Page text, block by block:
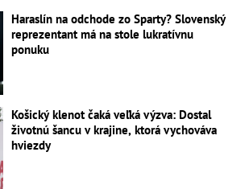
Haraslín na odchode zo Sparty? Slovenský
reprezentant má na stole lukratívnu
ponuku
Košický klenot čaká veľká výzva: Dostal
životnú šancu v krajine, ktorá vychováva
hviezdy